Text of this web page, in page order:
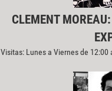
CLEMENT
Visitas: Lunes a Viernes de 12:00